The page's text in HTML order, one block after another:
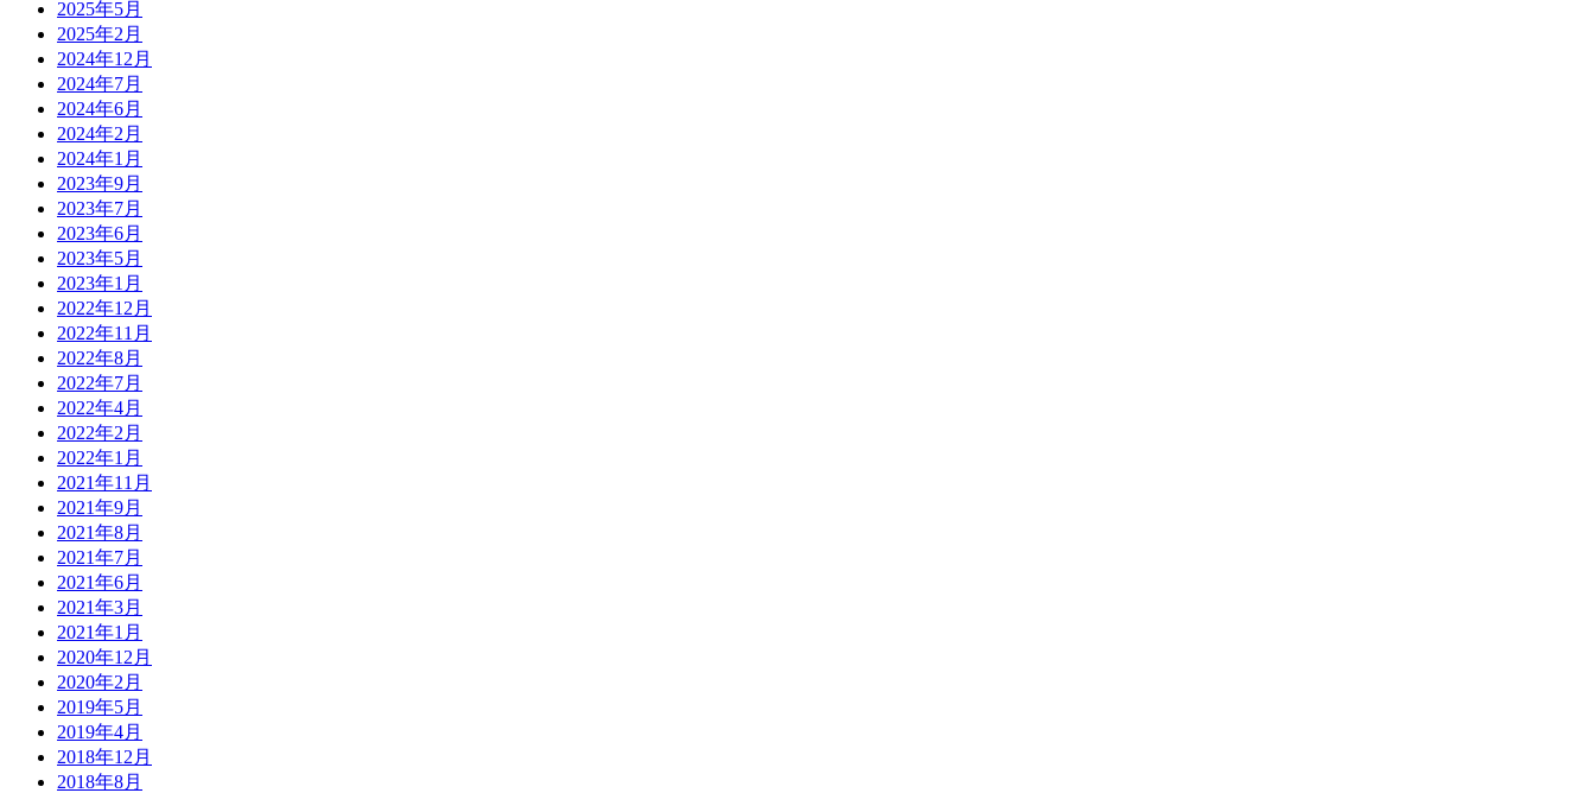
2025年5月
2025年2月
2024年12月
2024年7月
2024年6月
2024年2月
2024年1月
2023年9月
2023年7月
2023年6月
2023年5月
2023年1月
2022年12月
2022年11月
2022年8月
2022年7月
2022年4月
2022年2月
2022年1月
2021年11月
2021年9月
2021年8月
2021年7月
2021年6月
2021年3月
2021年1月
2020年12月
2020年2月
2019年5月
2019年4月
2018年12月
2018年8月